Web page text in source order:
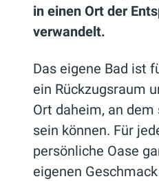
in einen Ort der
verwandelt.
Das eigene Bad ist
ein Rückzugsraum
Ort daheim, an
sein können. Für
persönliche Oase
eigenen